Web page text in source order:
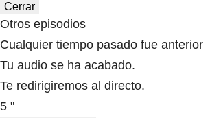
Cerrar
Otros episodios
Cualquier tiempo pasado fue anterior
Tu audio se ha acabado.
Te redirigiremos al directo.
5 "